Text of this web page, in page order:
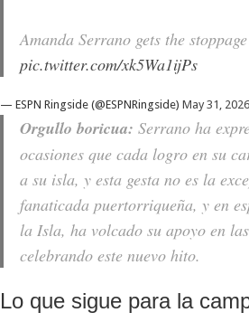
Amanda Serrano gets the
pic.twitter.com/xk5Wa1ijPs
— ESPN Ringside (@ESPNRingside) May 31, 2026
Orgullo boricua: Serrano ha
ocasiones que cada logro en su
a su isla, y esta gesta no es la
fanaticada puertorriqueña, y en
la Isla, ha volcado su apoyo en
celebrando este nuevo hito.
Lo que sigue para la